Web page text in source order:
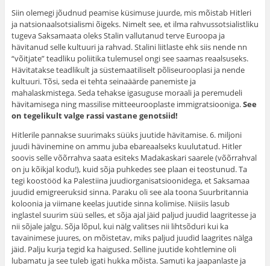
Siin olemegi jõudnud peamise küsimuse juurde, mis mõistab Hitleri
ja natsionaalsotsialismi õigeks. Nimelt see, et ilma rahvussotsialistliku
tugeva Saksamaata oleks Stalin vallutanud terve Euroopa ja
hävitanud selle kultuuri ja rahvad. Stalini liitlaste ehk siis nende nn
“võitjate” teadliku poliitika tulemusel ongi see saamas reaalsuseks.
Hävitatakse teadlikult ja süstemaatiliselt põliseurooplasi ja nende
kultuuri. Tõsi, seda ei tehta seinaäärde panemiste ja
mahalaskmistega. Seda tehakse igasuguse moraali ja peremudeli
hävitamisega ning massilise mitteeurooplaste immigratsiooniga.See
on tegelikult valge rassi vastane genotsiid!
Hitlerile pannakse suurimaks süüks juutide hävitamise. 6. miljoni
juudi hävinemine on ammu juba ebareaalseks kuulutatud. Hitler
soovis selle võõrrahva saata esiteks Madakaskari saarele (võõrrahval
on ju kõikjal kodu!), kuid sõja puhkedes see plaan ei teostunud. Ta
tegi koostööd ka Palestiina juudiorganisatsioonidega, et Saksamaa
juudid emigreeruksid sinna. Paraku oli see ala toona Suurbritannia
koloonia ja viimane keelas juutide sinna kolimise. Niisiis lasub
inglastel suurim süü selles, et sõja ajal jäid paljud juudid laagritesse ja
nii sõjale jalgu. Sõja lõpul, kui nälg valitses nii lihtsõduri kui ka
tavainimese juures, on mõistetav, miks paljud juudid laagrites nälga
jäid. Palju kurja tegid ka haigused. Selline juutide kohtlemine oli
lubamatu ja see tuleb igati hukka mõista. Samuti ka jaapanlaste ja